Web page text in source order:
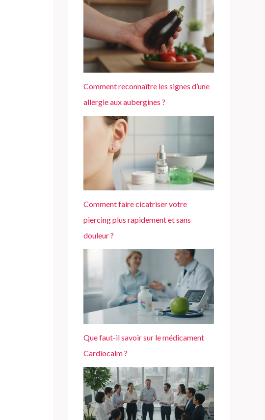
Comment reconnaître les signes d’une
allergie aux aubergines ?
Comment faire cicatriser votre
piercing plus rapidement et sans
douleur ?
Que faut-il savoir sur le médicament
Cardiocalm ?